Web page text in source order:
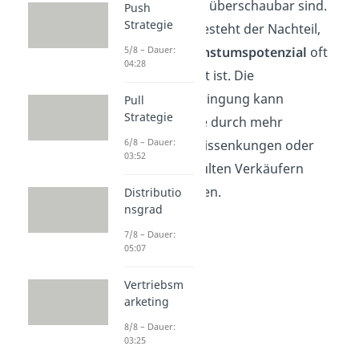
Unternehmen überschaubar sind.
Gleichzeitig besteht der Nachteil,
dass das Wachstumspotenzial oft
stark begrenzt ist. Die
Marktdurchdringung kann
beispielsweise durch mehr
Werbung, Preissenkungen oder
besser geschulten Verkäufern
erreicht werden.
Push
Strategie
5/8 – Dauer:
04:28
Pull
Strategie
6/8 – Dauer:
03:52
Distributio
nsgrad
7/8 – Dauer:
05:07
Vertriebsm
arketing
8/8 – Dauer:
03:25